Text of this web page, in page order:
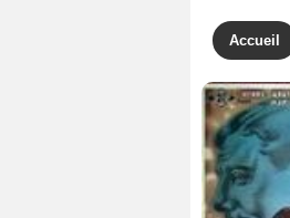
Accueil